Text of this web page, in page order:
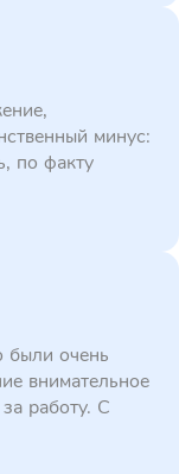
минус:
по факту
были очень
внимательное
работу. С